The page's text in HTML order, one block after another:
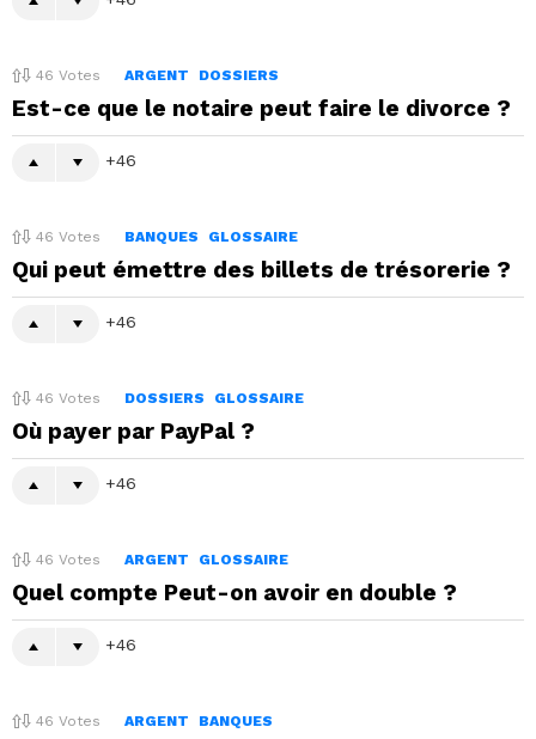
46 Votes ARGENT DOSSIERS
Est-ce que le notaire peut faire le divorce ?
46
46 Votes BANQUES GLOSSAIRE
Qui peut émettre des billets de trésorerie ?
46
46 Votes DOSSIERS GLOSSAIRE
Où payer par PayPal ?
46
46 Votes ARGENT GLOSSAIRE
Quel compte Peut-on avoir en double ?
46
46 Votes ARGENT BANQUES